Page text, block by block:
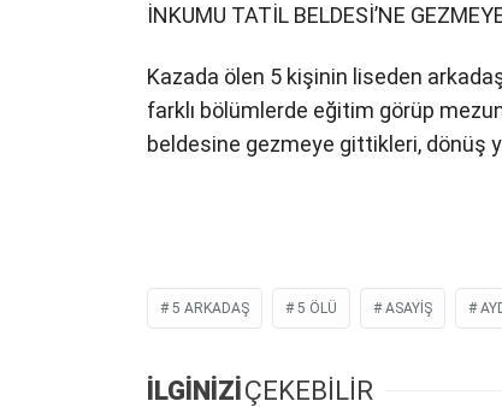
İNKUMU TATİL BELDESİ’NE
Kazada ölen 5 kişinin liseden
farklı bölümlerde eğitim görüp
beldesine gezmeye gittikleri, dönüş
5 ARKADAŞ 5 ÖLÜ ASAYIŞ
İLGİNİZİÇEKEBİLİR